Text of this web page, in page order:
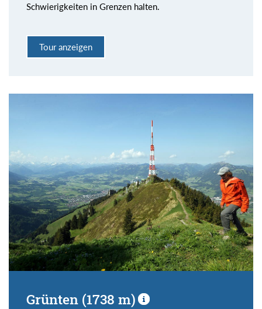
Schwierigkeiten in Grenzen halten.
Tour anzeigen
Grünten (1738 m)